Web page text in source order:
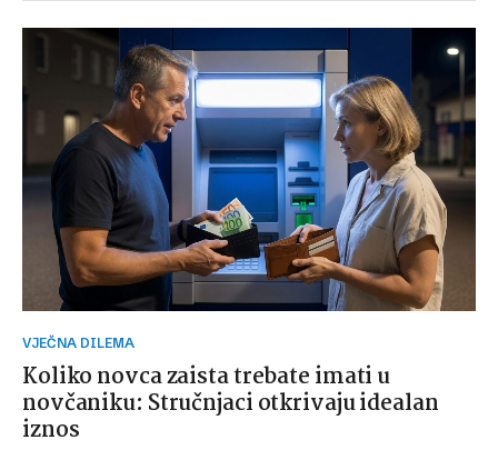
VJEČNA DILEMA
Koliko novca zaista trebate imati u
novčaniku: Stručnjaci otkrivaju idealan
iznos